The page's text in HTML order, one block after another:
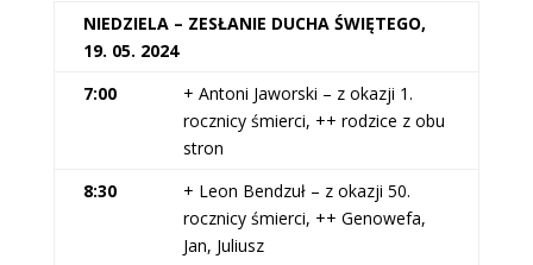
NIEDZIELA – ZESŁANIE DUCHA ŚWIĘTEGO,
19. 05. 2024
7:00
+ Antoni Jaworski – z okazji 1.
rocznicy śmierci, ++ rodzice z obu
stron
8:30
+ Leon Bendzuł – z okazji 50.
rocznicy śmierci, ++ Genowefa,
Jan, Juliusz